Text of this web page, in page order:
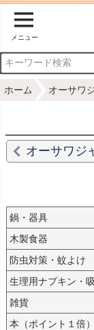
メニュー
ホーム オーサワ
オーサワジ
鍋・器具
木製食器
防虫対策・蚊よけ
生理用ナプキン・
雑貨
本（ポイント１倍）